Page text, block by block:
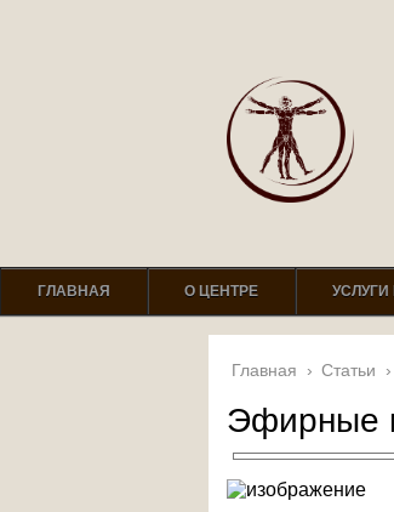
ГЛАВНАЯ О ЦЕНТРЕ УСЛУГИ
Главная › Статьи ›
Эфирные